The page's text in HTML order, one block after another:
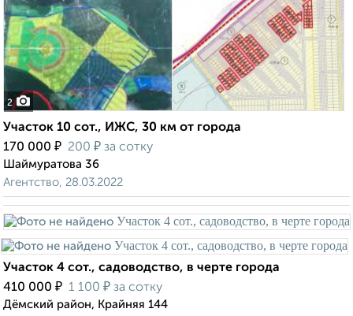
2
Участок 10 сот., ИЖС, 30 км от города
170 000 ₽ 200 ₽ за сотку
Шаймуратова 36
Агентство, 28.03.2022
Участок 4 сот., садоводство, в черте города
410 000 ₽ 1 100 ₽ за сотку
Дёмский район, Крайняя 144